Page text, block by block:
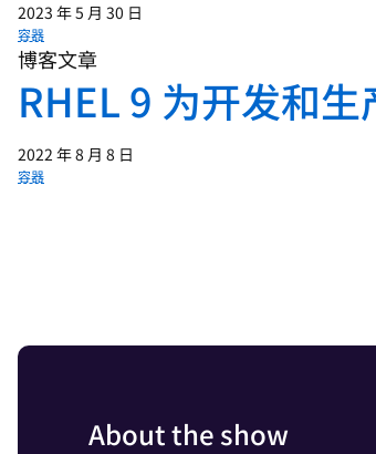
2023 年 5 月 30 日
容器
博客文章
RHEL 9 为开发和
2022 年 8 月 8 日
容器
About the show